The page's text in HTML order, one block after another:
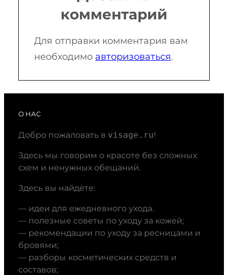
комментарий
Для отправки комментария вам
необходимо авторизоваться.
О НАС
Добро пожаловать в visage.ru!
Здесь мы говорим о красоте без сложных
схем и ненужных обещаний.
Здесь вы найдёте:
— идеи для ежедневного ухода.
— полезные советы по уходу за кожей;
— рекомендации по уходу за ресницами и
бровями;
— разборы косметических средств и
составов;